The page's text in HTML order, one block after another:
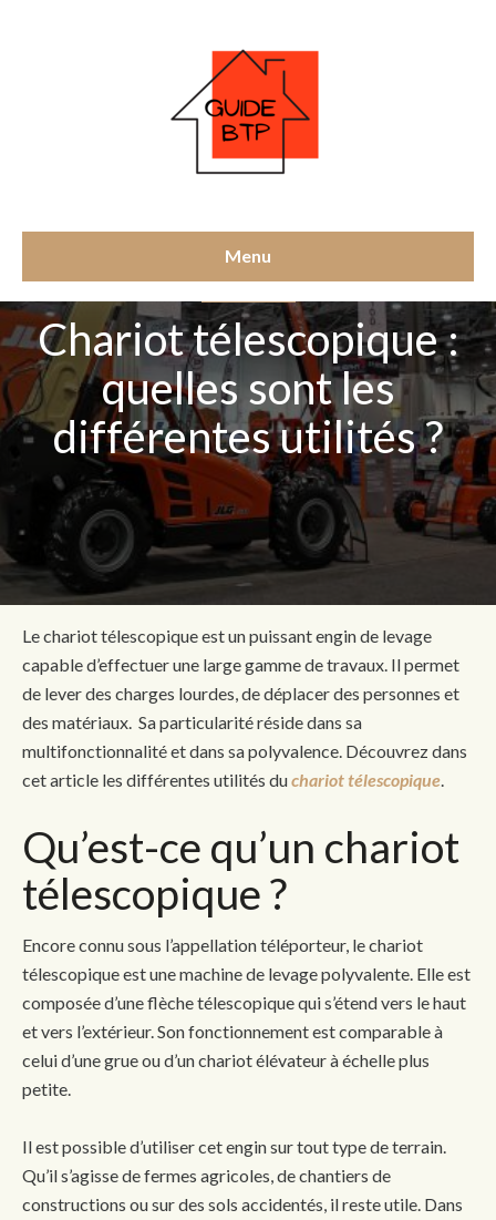
Menu
Chariot télescopique :
quelles sont les
différentes utilités ?
Le chariot télescopique est un puissant engin de levage
capable d’effectuer une large gamme de travaux. Il permet
de lever des charges lourdes, de déplacer des personnes et
des matériaux. Sa particularité réside dans sa
multifonctionnalité et dans sa polyvalence. Découvrez dans
cet article les différentes utilités duchariot télescopique
Qu’est-ce qu’un chariot
télescopique ?
Encore connu sous l’appellation téléporteur, le chariot
télescopique est une machine de levage polyvalente. Elle est
composée d’une flèche télescopique qui s’étend vers le haut
et vers l’extérieur. Son fonctionnement est comparable à
celui d’une grue ou d’un chariot élévateur à échelle plus
petite.
Il est possible d’utiliser cet engin sur tout type de terrain.
Qu’il s’agisse de fermes agricoles, de chantiers de
constructions ou sur des sols accidentés, il reste utile. Dans